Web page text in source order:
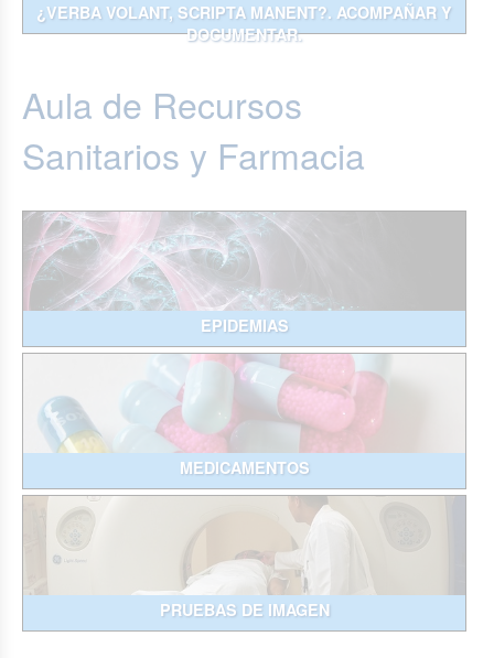
¿VERBA VOLANT, SCRIPTA MANENT?. ACOMPAÑAR Y
DOCUMENTAR.
Aula de Recursos
Sanitarios y Farmacia
EPIDEMIAS
MEDICAMENTOS
PRUEBAS DE IMAGEN